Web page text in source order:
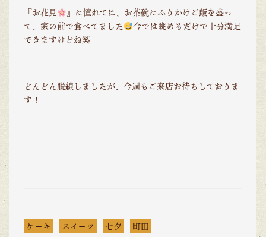
『お花見
』に憧れては、お茶碗にふりかけご飯を盛っ
て、家の前で食べてました
今では眺めるだけで十分満足
できますけどね笑
どんどん脱線しましたが、今週もご来店お待ちしておりま
す！
ケーキ スイーツ 七夕 町田